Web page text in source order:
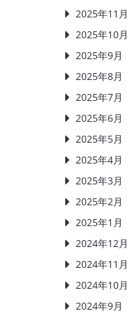
2025年11月
2025年10月
2025年9月
2025年8月
2025年7月
2025年6月
2025年5月
2025年4月
2025年3月
2025年2月
2025年1月
2024年12月
2024年11月
2024年10月
2024年9月